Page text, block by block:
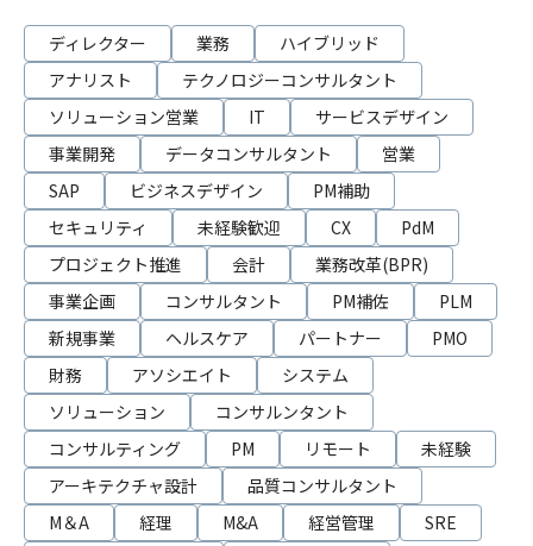
ディレクター 業務
ハイブリッド
アナリスト
テクノロジーコンサルタント
ソリューション営業
IT
サービスデザイン
事業開発
データコンサルタント
営業
SAP
ビジネスデザイン
PM補助
セキュリティ
未経験歓迎 CX
PdM
プロジェクト推進
会計
業務改革(BPR)
事業企画
コンサルタント PM補佐
PLM
新規事業
ヘルスケア パートナー
PMO
財務
アソシエイト
システム
ソリューション
コンサルンタント
コンサルティング
PM リモート
未経験
アーキテクチャ設計
品質コンサルタント
M＆A
経理 M&A 経営管理
SRE